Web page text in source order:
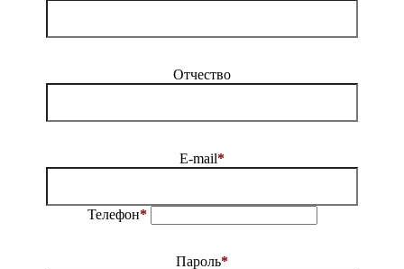
Отчество
E-mail*
Телефон*
Пароль*